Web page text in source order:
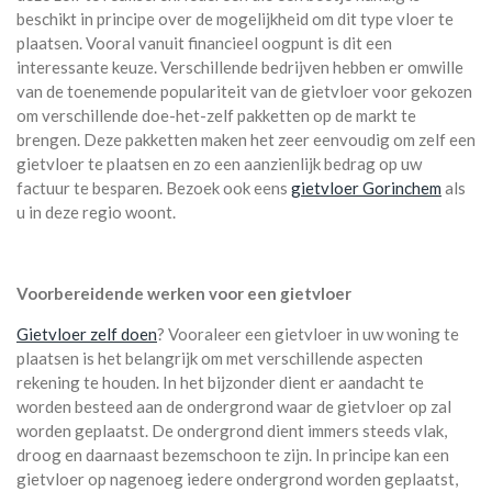
beschikt in principe over de mogelijkheid om dit type vloer te
plaatsen. Vooral vanuit financieel oogpunt is dit een
interessante keuze. Verschillende bedrijven hebben er omwille
van de toenemende populariteit van de gietvloer voor gekozen
om verschillende doe-het-zelf pakketten op de markt te
brengen. Deze pakketten maken het zeer eenvoudig om zelf een
gietvloer te plaatsen en zo een aanzienlijk bedrag op uw
factuur te besparen. Bezoek ook eens gietvloer Gorinchem als
u in deze regio woont.
Voorbereidende werken voor een gietvloer
Gietvloer zelf doen? Vooraleer een gietvloer in uw woning te
plaatsen is het belangrijk om met verschillende aspecten
rekening te houden. In het bijzonder dient er aandacht te
worden besteed aan de ondergrond waar de gietvloer op zal
worden geplaatst. De ondergrond dient immers steeds vlak,
droog en daarnaast bezemschoon te zijn. In principe kan een
gietvloer op nagenoeg iedere ondergrond worden geplaatst,